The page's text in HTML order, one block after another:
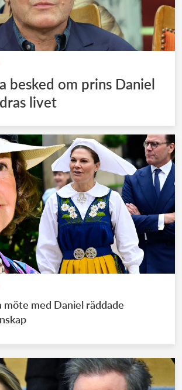
besked om prins Daniel
livet
möte med Daniel räddade